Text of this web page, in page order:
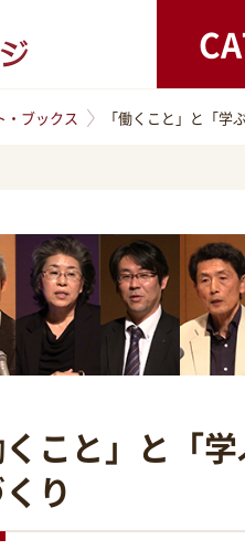
・ブックス 「働くこと」と「学
くこと」と「
り